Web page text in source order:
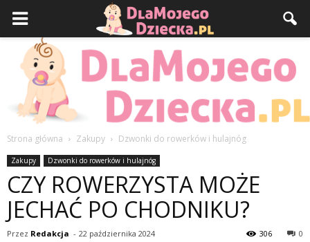
DlaMojegoDziecka.pl
Strona główna Zakupy Dzwonki do rowerków i hulajnóg
Zakupy Dzwonki do rowerków i hulajnóg
CZY ROWERZYSTA MOŻE
JECHAĆ PO CHODNIKU?
Przez Redakcja - 22 października 2024 0
306